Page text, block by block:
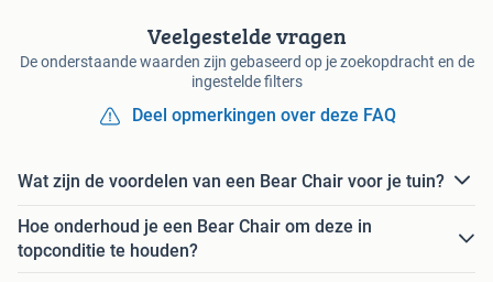
Veelgestelde vragen
De onderstaande waarden zijn gebaseerd op je zoekopdracht en de
ingestelde filters
Deel opmerkingen over deze FAQ
Wat zijn de voordelen van een Bear Chair voor je tuin?
Hoe onderhoud je een Bear Chair om deze in
topconditie te houden?